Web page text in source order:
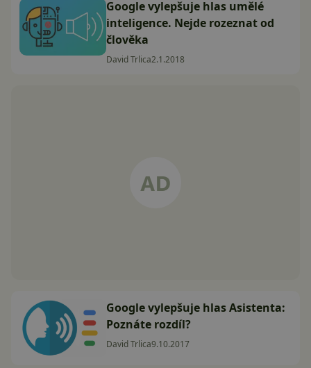
Google vylepšuje hlas umělé
inteligence. Nejde rozeznat od
člověka
David Trlica2.1.2018
Google vylepšuje hlas Asistenta:
Poznáte rozdíl?
David Trlica9.10.2017